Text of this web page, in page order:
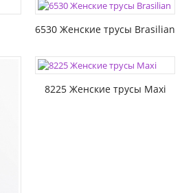
6530 Женские трусы Brasilian
8225 Женские трусы Maxi